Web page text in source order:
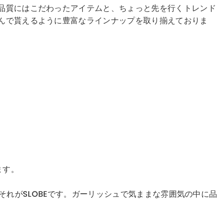
にはこだわったアイテムと、ちょっと先を行くトレンド
貰えるように豊富なラインナップを取り揃えておりま
。
がSLOBEです。ガーリッシュで気ままな雰囲気の中に品